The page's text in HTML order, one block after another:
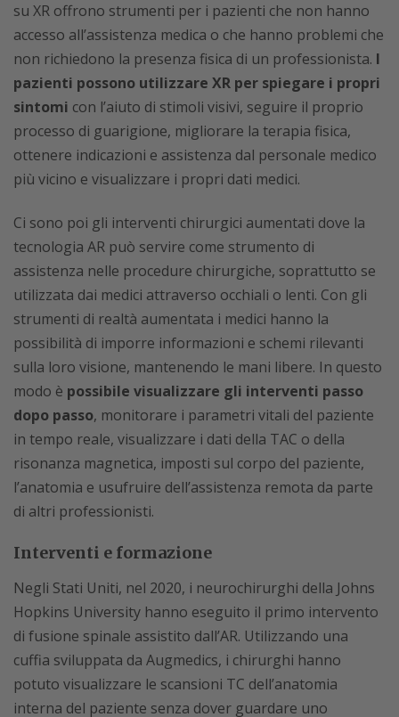
su XR offrono strumenti per i pazienti che non hanno
accesso all’assistenza medica o che hanno problemi che
non richiedono la presenza fisica di un professionista. I
pazienti possono utilizzare XR per spiegare i propri
sintomi con l’aiuto di stimoli visivi, seguire il proprio
processo di guarigione, migliorare la terapia fisica,
ottenere indicazioni e assistenza dal personale medico
più vicino e visualizzare i propri dati medici.
Ci sono poi gli interventi chirurgici aumentati dove la
tecnologia AR può servire come strumento di
assistenza nelle procedure chirurgiche, soprattutto se
utilizzata dai medici attraverso occhiali o lenti. Con gli
strumenti di realtà aumentata i medici hanno la
possibilità di imporre informazioni e schemi rilevanti
sulla loro visione, mantenendo le mani libere. In questo
modo è possibile visualizzare gli interventi passo
dopo passo, monitorare i parametri vitali del paziente
in tempo reale, visualizzare i dati della TAC o della
risonanza magnetica, imposti sul corpo del paziente,
l’anatomia e usufruire dell’assistenza remota da parte
di altri professionisti.
Interventi e formazione
Negli Stati Uniti, nel 2020, i neurochirurghi della Johns
Hopkins University hanno eseguito il primo intervento
di fusione spinale assistito dall’AR. Utilizzando una
cuffia sviluppata da Augmedics, i chirurghi hanno
potuto visualizzare le scansioni TC dell’anatomia
interna del paziente senza dover guardare uno